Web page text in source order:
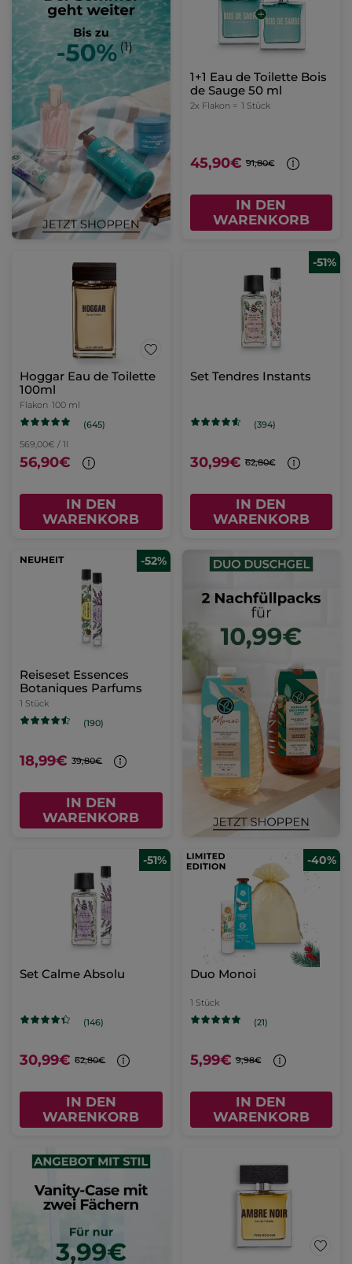
1+1 Eau de Toilette Bois
de Sauge 50 ml
2x Flakon = 1 Stück
45,90€ 91,80€
IN DEN
WARENKORB
Hoggar Eau de Toilette
100ml
Flakon 100 ml
(645)
569,00€ / 1l
56,90€
IN DEN
WARENKORB
-51%
Set Tendres Instants
(394)
30,99€ 62,80€
IN DEN
WARENKORB
NEUHEIT -52%
Reiseset Essences
Botaniques Parfums
1 Stück
(190)
18,99€ 39,80€
IN DEN
WARENKORB
-51%
Set Calme Absolu
(146)
30,99€ 62,80€
IN DEN
WARENKORB
-40%
Duo Monoi
1 Stück
(21)
5,99€ 9,98€
IN DEN
WARENKORB